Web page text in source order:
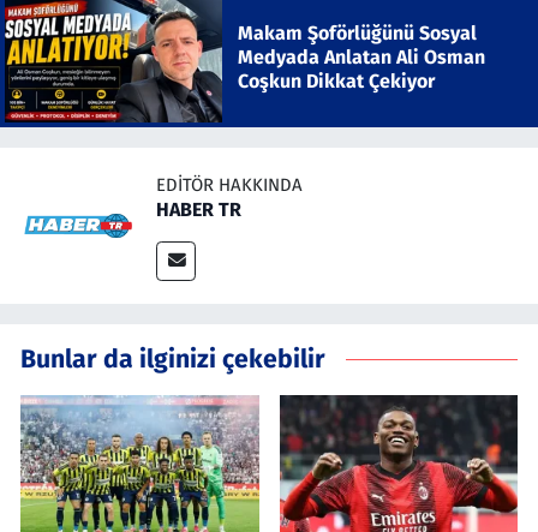
Makam Şoförlüğünü Sosyal
Medyada Anlatan Ali Osman
Coşkun Dikkat Çekiyor
EDITÖR HAKKINDA
HABER TR
Bunlar da ilginizi çekebilir